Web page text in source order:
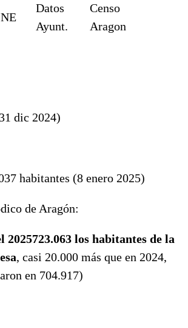
Datos
Ayunt.
Censo
Aragon
dic 2024)
habitantes (8 enero 2025)
de Aragón:
2025723.063 los habitantes de la
, casi 20.000 más que en 2024,
en 704.917)